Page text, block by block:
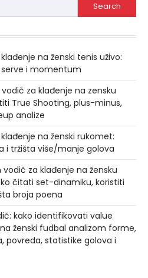
Search
na ženski tenis uživo:
i momentum
za klađenje na zensku
True Shooting, plus-minus,
analize
na ženski rukomet:
i tržišta više/manje golova
za klađenje na žensku
čitati set-dinamiku, koristiti
broja poena
kako identifikovati value
ženski fudbal analizom forme,
povreda, statistike golova i